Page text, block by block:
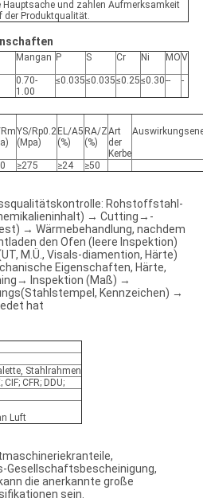
Hauptsache und zahlen Aufmerksamkeit
der Produktqualität.
Mangan P S Cr Ni MOV
0.70-
1.00
≤0.035≤0.035≤0.25≤0.30-- -
YS/Rp0.2
(Mpa)
EL/A5
(%)
RA/Z
(%)
Art
der
Kerbe
≥275 ≥24 ≥50
Rohstoffstahl-
→ Cutting→-
→ Wärmebehandlung, nachdem
den Ofen (leere Inspektion)
M.Ü., Visals-diamention, Härte)
Eigenschaften, Härte,
Inspektion (Maß) →
Kennzeichen) →
hat
Stahlrahmen
CFR; DDU;
Luft
Gesellschaftsbescheinigung,
die anerkannte große
sein.